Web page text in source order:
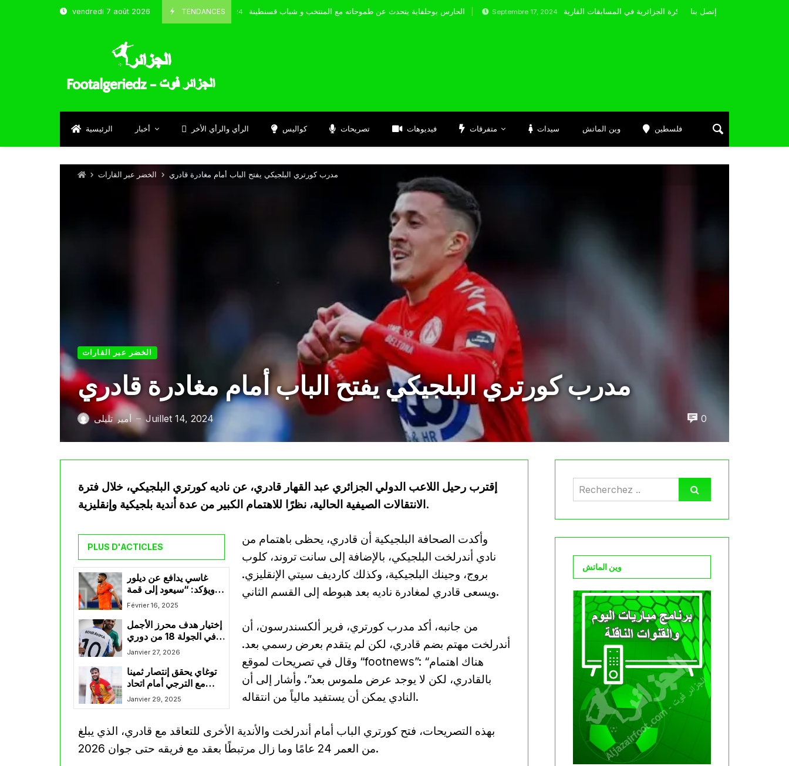
vendredi 7 août 2026 TENDANCES
Octobre 8, 2024 الحارس بوحلفاية يتحدث عن طموحاته مع المنتخب و شباب قسنطينة Septembre 17, 2024 إتصل بنا
الرئيسية أخبار الرأي والرأي الأخر كواليس تصريحات فيديوهات متفرقات سيدات وين الماتش فلسطين
الخضر عبر القارات مدرب كورتري البلجيكي يفتح الباب أمام مغادرة قادري
الخضر عبر القارات
مدرب كورتري البلجيكي يفتح الباب أمام مغادرة قادري
أمير تليلي — Juillet 14, 2024 0
إقترب رحيل اللاعب الدولي الجزائري عبد القهار قادري، عن ناديه كورتري البلجيكي، خلال فترة
الانتقالات الصيفية الحالية، نظرًا للاهتمام الكبير من عدة أندية بلجيكية وإنقليزية.
PLUS D'ACTICLES
غاسي يدافع عن ديلور
ويؤكد: “سيعود إلى قمة
مستواه قريبًا”
Février 16, 2025
إختيار هدف محرز الأجمل
في الجولة 18 من دوري
روشن
Janvier 27, 2026
توغاي يحقق إنتصار ثمينا
مع الترجي أمام اتحاد
تطاوين في الدوري
التونسي
Janvier 29, 2025
وأكدت الصحافة البلجيكية أن قادري، يحظى باهتمام من
نادي أندرلخت البلجيكي، بالإضافة إلى سانت تروند، كلوب
بروج، وجينك البلجيكية، وكذلك كارديف سيتي الإنقليزي.
ويسعى قادري لمغادرة ناديه بعد هبوطه إلى القسم الثاني.
من جانبه، أكد مدرب كورتري، فرير ألكسندرسون، أن
أندرلخت مهتم بضم قادري، لكن لم يتقدم بعرض رسمي بعد.
وقال في تصريحات لموقع “footnews”: “هناك اهتمام
بالقادري، لكن لا يوجد عرض ملموس بعد”. وأشار إلى أن
النادي يمكن أن يستفيد مالياً من انتقاله.
بهذه التصريحات، فتح كورتري الباب أمام أندرلخت والأندية الأخرى للتعاقد مع قادري، الذي يبلغ
من العمر 24 عامًا وما زال مرتبطًا بعقد مع فريقه حتى جوان 2026.
وين الماتش